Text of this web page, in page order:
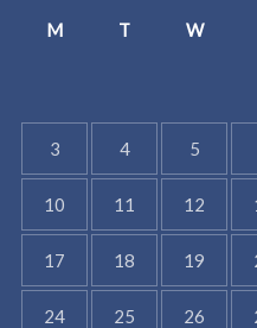
M T W
3 4 5
10 11 12
17 18 19
24 25 26